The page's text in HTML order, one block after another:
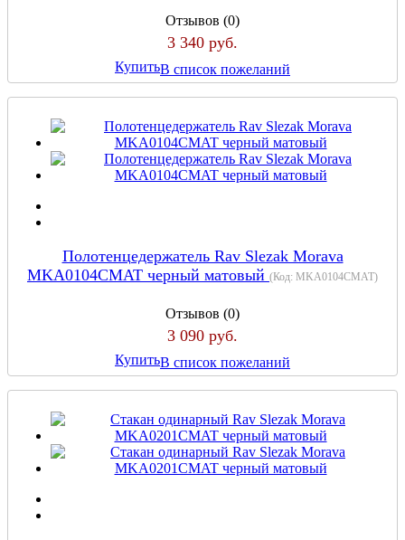
Отзывов (0)
3 340 руб.
КупитьВ список пожеланий
Полотенцедержатель Rav Slezak Morava
MKA0104CMAT черный матовый (Код: MKA0104CMAT)
Отзывов (0)
3 090 руб.
КупитьВ список пожеланий